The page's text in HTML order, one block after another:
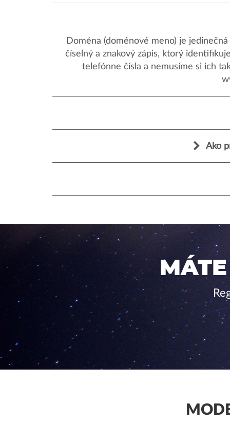
Doména (doménové meno) je
číselný a znakový zápis, ktorý
telefónne čísla a nemusíme si ich
Ako